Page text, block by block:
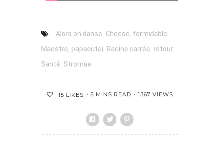
Alors on danse, Cheese, formidable,
Maestro, papaoutai, Racine carrée, retour,
Santé, Stromae
15 LIKES 5 MINS READ 1367 VIEWS